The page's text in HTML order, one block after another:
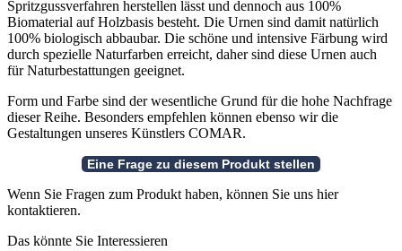
Spritzgussverfahren herstellen lässt und dennoch aus 100%
Biomaterial auf Holzbasis besteht. Die Urnen sind damit natürlich
100% biologisch abbaubar. Die schöne und intensive Färbung wird
durch spezielle Naturfarben erreicht, daher sind diese Urnen auch
für Naturbestattungen geeignet.
Form und Farbe sind der wesentliche Grund für die hohe Nachfrage
dieser Reihe. Besonders empfehlen können ebenso wir die
Gestaltungen unseres Künstlers COMAR.
Wenn Sie Fragen zum Produkt haben, können Sie uns hier
kontaktieren.
Das könnte Sie Interessieren